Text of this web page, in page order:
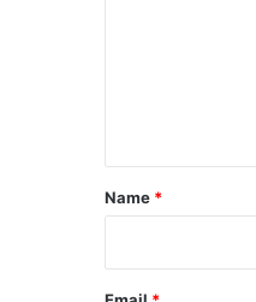
*
Name *